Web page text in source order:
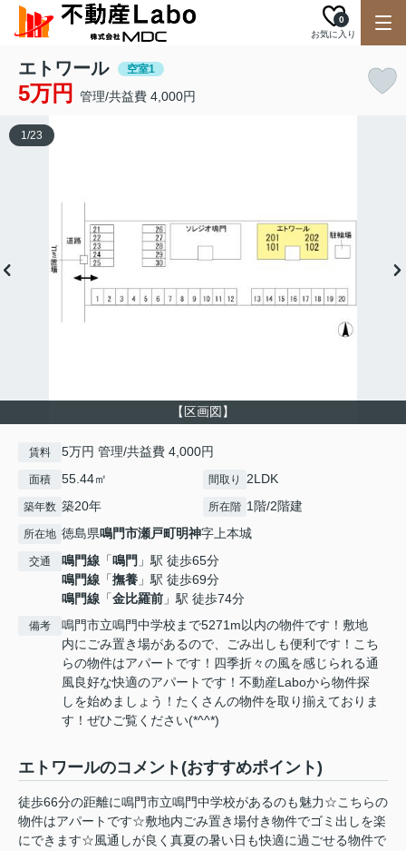
お気に入り
0
エトワール 空室1
5万円 管理/共益費 4,000円
【区画図】
1/23
賃料 5万円 管理/共益費 4,000円
面積 55.44㎡ 間取り 2LDK
築年数 築20年 所在階 1階/2階建
所在地 徳島県鳴門市瀬戸町明神字上本城
交通 鳴門線 「鳴門 」駅 徒歩65分
鳴門線 「撫養 」駅 徒歩69分
鳴門線 「金比羅前 」駅 徒歩74分
備考
鳴門市立鳴門中学校まで5271m以内の物件です！敷地
内にごみ置き場があるので、ごみ出しも便利です！こち
らの物件はアパートです！四季折々の風を感じられる通
風良好な快適のアパートです！不動産Laboから物件探
しを始めましょう！たくさんの物件を取り揃えておりま
す！ぜひご覧ください(*^^*)
エトワールのコメント(おすすめポイント)
徒歩66分の距離に鳴門市立鳴門中学校があるのも魅力☆こちらの
物件はアパートです☆敷地内ごみ置き場付き物件でゴミ出しを楽
にできます☆風通しが良く真夏の暑い日も快適に過ごせる物件で